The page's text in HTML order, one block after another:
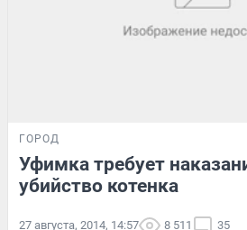
ГОРОД
Уфимка требует
убийство котенка
27 августа, 2014, 14:57 8 511 35